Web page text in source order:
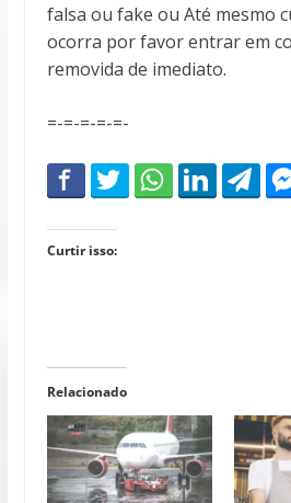
falsa ou fake ou Até mesmo
ocorra por favor entrar em
removida de imediato.
=-=-=-=-=-
Curtir isso:
Relacionado